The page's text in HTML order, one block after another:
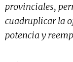
provinciales,
cuadruplicar la
potencia y